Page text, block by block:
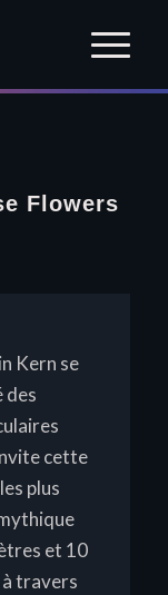
Flowers
Kern se
des
cette
plus
et 10
travers